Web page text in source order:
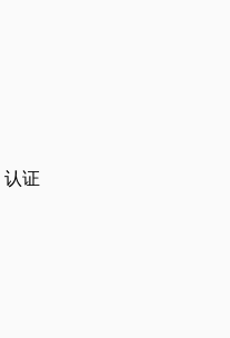
认证